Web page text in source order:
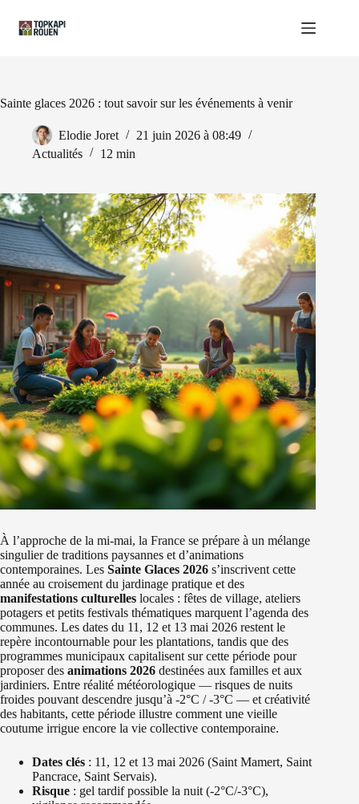
contenu
Sainte glaces 2026 : tout savoir sur les événements à venir
Elodie Joret
21 juin 2026 à 08:49
Actualités
12 min
À l’approche de la mi-mai, la France se prépare à un mélange
singulier de traditions paysannes et d’animations
contemporaines. Les Sainte Glaces 2026 s’inscrivent cette
année au croisement du jardinage pratique et des
manifestations culturelles locales : fêtes de village, ateliers
potagers et petits festivals thématiques marquent l’agenda des
communes. Les dates du 11, 12 et 13 mai 2026 restent le
repère incontournable pour les plantations, tandis que des
programmes municipaux capitalisent sur cette période pour
proposer des animations 2026 destinées aux familles et aux
jardiniers. Entre réalité météorologique — risques de nuits
froides pouvant descendre jusqu’à -2°C / -3°C — et créativité
des habitants, cette période illustre comment une vieille
coutume irrigue encore la vie collective contemporaine.
Dates clés : 11, 12 et 13 mai 2026 (Saint Mamert, Saint
Pancrace, Saint Servais).
Risque : gel tardif possible la nuit (-2°C/-3°C),